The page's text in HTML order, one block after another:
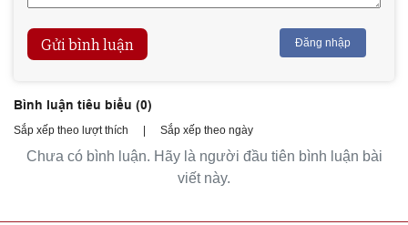
Gửi bình luận Đăng nhập
Bình luận tiêu biểu (0)
Sắp xếp theo lượt thích Sắp xếp theo ngày
Chưa có bình luận. Hãy là người đầu tiên bình luận bài
viết này.